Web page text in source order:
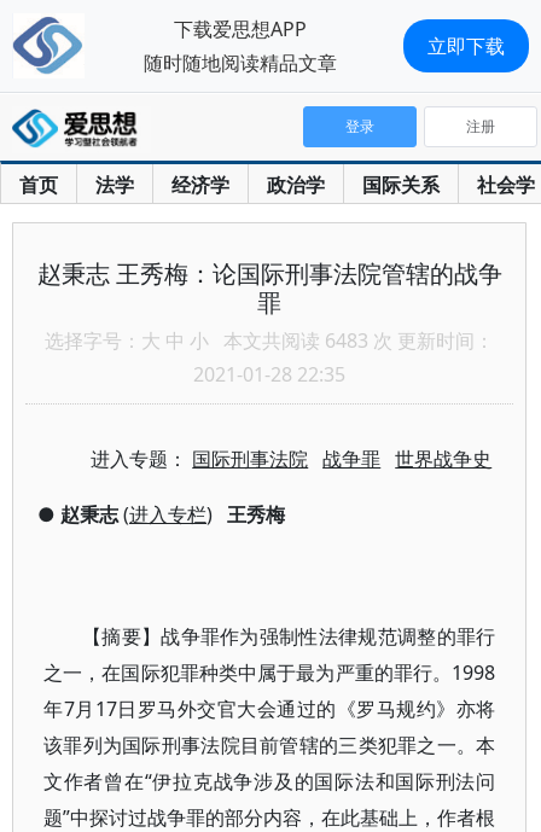
首页 法学 经济学 政治学 国际关系 社会学
登录 注册
赵秉志 王秀梅：论国际刑事法院管辖的战争
罪
选择字号： 大 中 小 本文共阅读 6483 次 更新时间：
2021-01-28 22:35
进入专题： 国际刑事法院 战争罪 世界战争史
● 赵秉志(进入专栏) 王秀梅
【摘要】战争罪作为强制性法律规范调整的罪行
之一，在国际犯罪种类中属于最为严重的罪行。1998
年7月17日罗马外交官大会通过的《罗马规约》亦将
该罪列为国际刑事法院目前管辖的三类犯罪之一。本
文作者曾在“伊拉克战争涉及的国际法和国际刑法问
题”中探讨过战争罪的部分内容，在此基础上，作者根
下载爱思想APP
随时随地阅读精品文章
立即下载